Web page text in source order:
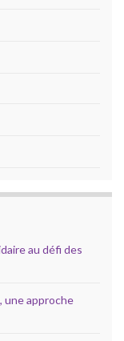
au défi des
une approche